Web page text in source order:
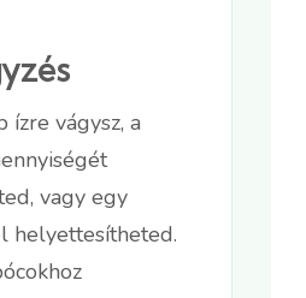
ízre vágysz, a
vagy egy
helyettesítheted.